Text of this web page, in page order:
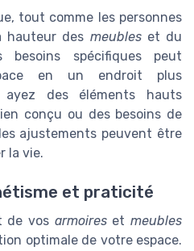
tout comme les personnes
hauteur des meubleset du
spécifiques peut
en un endroit plus
des éléments hauts
conçu ou des besoins de
ajustements peuvent être
la vie.
et praticité
de vos armoiresetmeubles
optimale de votre espace.